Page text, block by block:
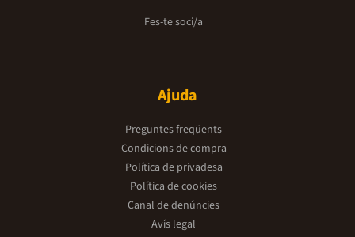
Fes-te soci/a
Ajuda
Preguntes freqüents
Condicions de compra
Política de privadesa
Política de cookies
Canal de denúncies
Avís legal